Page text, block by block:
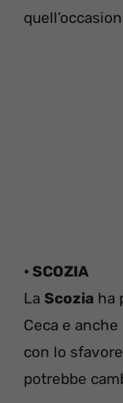
• SCOZIA
La Scozia ha
Ceca e
con lo
potrebbe